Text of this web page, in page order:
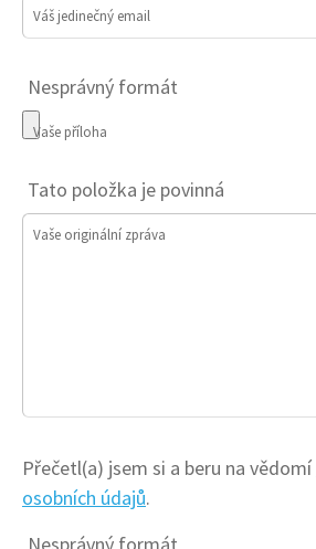
Váš jedinečný email
Nesprávný formát
Vaše příloha
Tato položka je povinná
Vaše originální zpráva
Přečetl(a) jsem si a beru na vědomí
osobních údajů.